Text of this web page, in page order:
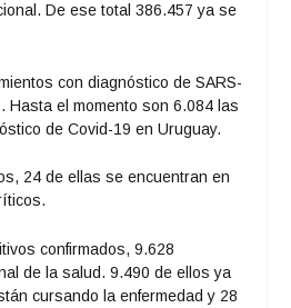
De ese total 386.457 ya se
con diagnóstico de SARS-
Hasta el momento son 6.084 las
de Covid-19 en Uruguay.
24 de ellas se encuentran en
confirmados, 9.628
de la salud. 9.490 de ellos ya
cursando la enfermedad y 28